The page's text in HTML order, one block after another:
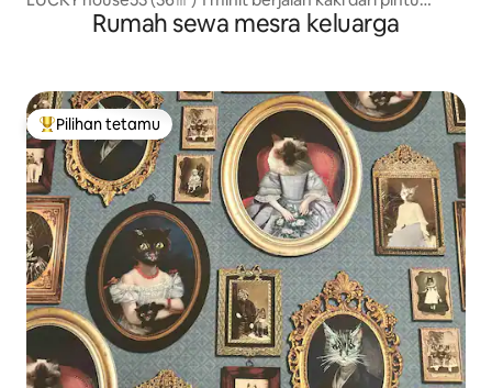
keluar barat Stesen JR Meguro
Rumah sewa mesra keluarga
Pilihan utama tetamu
Pilihan tetamu